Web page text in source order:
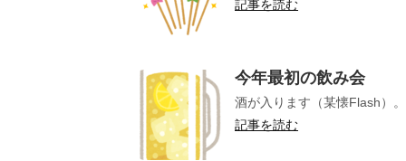
記事を読む
今年最初の飲み会
酒が入ります（某懐Flash）。
記事を読む